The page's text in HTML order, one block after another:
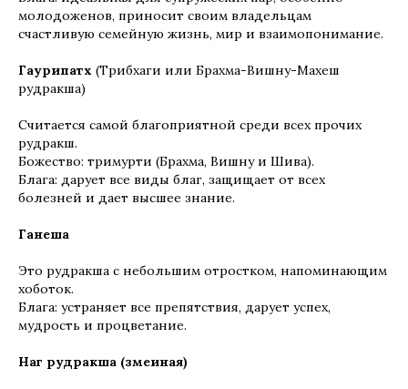
молодоженов, приносит своим владельцам
счастливую семейную жизнь, мир и взаимопонимание.
Гаурипатх (Трибхаги или Брахма-Вишну-Махеш
рудракша)
Считается самой благоприятной среди всех прочих
рудракш.
Божество: тримурти (Брахма, Вишну и Шива).
Блага: дарует все виды благ, защищает от всех
болезней и дает высшее знание.
Ганеша
Это рудракша с небольшим отростком, напоминающим
хоботок.
Блага: устраняет все препятствия, дарует успех,
мудрость и процветание.
Наг рудракша (змеиная)